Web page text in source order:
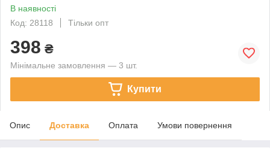
В наявності
Код: 28118
Тільки опт
398 ₴
Мінімальне замовлення — 3 шт.
Купити
Опис Доставка Оплата Умови повернення